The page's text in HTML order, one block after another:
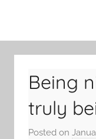
content
Being
truly
Posted on